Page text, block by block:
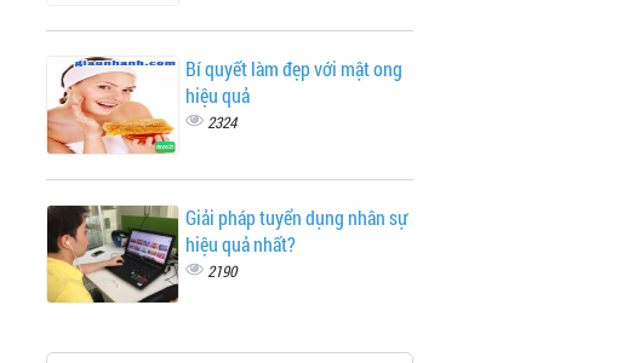
Bí quyết làm đẹp với mật ong
hiệu quả
2324
Giải pháp tuyển dụng nhân sự
hiệu quả nhất?
2190